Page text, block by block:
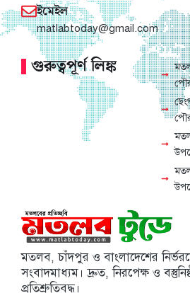
মতলব, চাঁদপুর ও বাংলাদেশের
সংবাদমাধ্যম। দ্রুত, নিরপেক্ষ ও
প্রতিশ্রুতিবদ্ধ।
গুরুত্বপূর্ণ লিঙ্ক
ইমেইল
matlabtoday@gmail.com